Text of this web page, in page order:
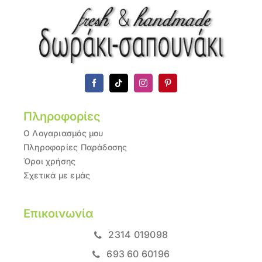
Πληροφορίες
Ο Λογαριασμός μου
Πληροφορίες Παράδοσης
Όροι χρήσης
Σχετικά με εμάς
Επικοινωνία
2314 019098
693 60 60196